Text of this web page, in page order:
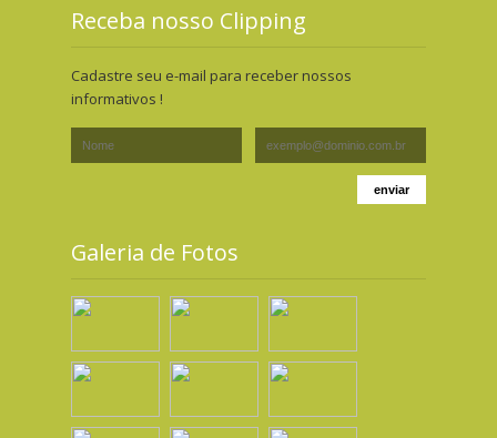
Receba nosso Clipping
Cadastre seu e-mail para receber nossos
informativos !
Galeria de Fotos